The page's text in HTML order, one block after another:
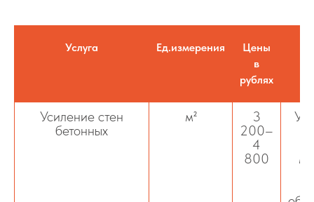
Услуга Ед.измерения
Цены
в
рублях
Усиление стен
бетонных
м²
3
200–
4
800